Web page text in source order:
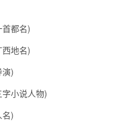
都名)
地名)
)
小说人物)
)